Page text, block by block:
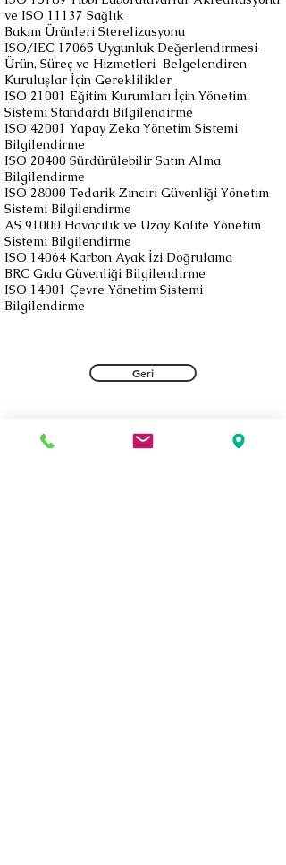
ve ISO 11137 Sağlık
Bakım Ürünleri Sterelizasyonu
ISO/IEC 17065 Uygunluk Değerlendirmesi-
Ürün, Süreç ve Hizmetleri Belgelendiren
Kuruluşlar İçin Gereklilikler
ISO 21001 Eğitim Kurumları İçin Yönetim
Sistemi Standardı Bilgilendirme
​ISO 42001 Yapay Zeka Yönetim Sistemi
Bilgilendirme
ISO 20400 Sürdürülebilir Satın Alma
Bilgilendirme
​ISO 28000 Tedarik Zinciri Güvenliği Yönetim
Sistemi Bilgilendirme
AS 91000 Havacılık ve Uzay Kalite Yönetim
Sistemi Bilgilendirme
​ISO 14064 Karbon Ayak İzi Doğrulama
​BRC Gıda Güvenliği Bilgilendirme
ISO 14001 Çevre Yönetim Sistemi
Bilgilendirme
Geri
Bize Ulaşın